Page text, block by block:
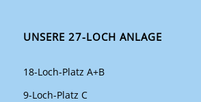
UNSERE 27-LOCH ANLAGE
18-Loch-Platz A+B
9-Loch-Platz C